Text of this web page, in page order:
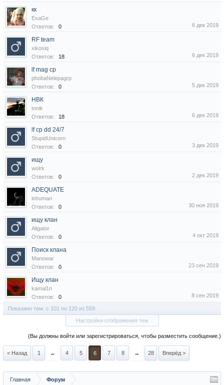
кк
ExaGe
Ответов:
0 6 дек 2019
RF team
xikosiq
Ответов:
18 6 дек 2019
lf mag cp
phobaNelepagrp
Ответов:
0 5 дек 2019
НВК
tonik
Ответов:
18 6 дек 2019
lf cp dd 24/7
StupidUnicorn
Ответов:
0 3 дек 2019
ищу
wolrk
Ответов:
0 2 дек 2019
ADEQUATE
inhuman
Ответов:
0 30 ноя 2019
ищу клан
Aligator
Ответов:
0 4 окт 2019
Поиск клана
Manowar
Ответов:
0 23 сен 2019
Ищу клан
kamal1n
Ответов:
0 8 сен 2019
Показано тем: с 101 по 120 из 559.
Настройки отображения тем
(Вы должны войти или зарегистрироваться, чтобы разместить сообщение.)
< Назад 1 ← 4 5 6 7 8 → 28 Вперёд >
Главная Форум